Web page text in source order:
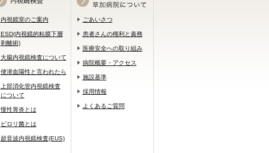
内視鏡室のご案内
ESD(内視鏡的粘膜下層
剥離術)
大腸内視鏡検査について
便潜血陽性と言われたら
上部消化管内視鏡検査
について
慢性胃炎とは
ピロリ菌とは
超音波内視鏡検査(EUS)
ごあいさつ
患者さんの権利と責務
医療安全への取り組み
病院概要・アクセス
施設基準
採用情報
よくあるご質問